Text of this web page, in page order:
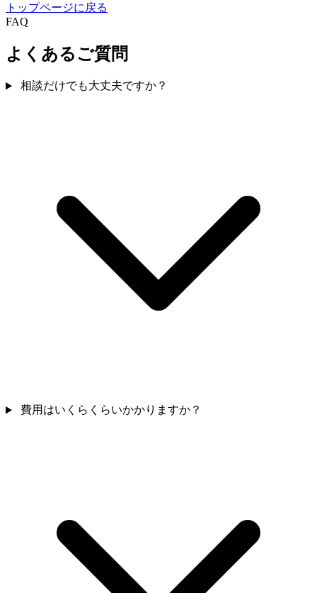
トップページに戻る
FAQ
よくあるご質問
相談だけでも大丈夫ですか？
費用はいくらくらいかかりますか？